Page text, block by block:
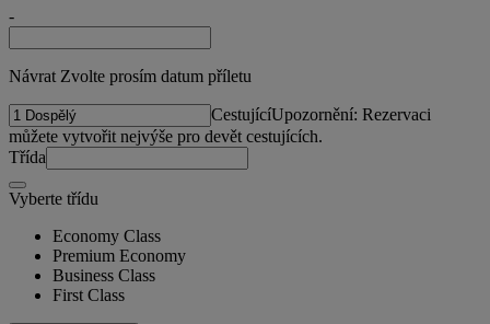
-
Návrat Zvolte prosím datum příletu
CestujícíUpozornění: Rezervaci
můžete vytvořit nejvýše pro devět cestujících.
Třída
Vyberte třídu
Economy Class
Premium Economy
Business Class
First Class